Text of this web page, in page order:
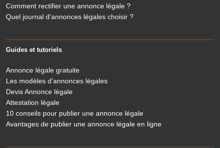
Comment rectifier une annonce légale ?
Quel journal d'annonces légales choisir ?
Guides et tutoriels
Annonce légale gratuite
Les modèles d'annonces légales
Devis Annonce légale
Attestation légale
10 conseils pour publier une annonce légale
Avantages de publier une annonce légale en ligne